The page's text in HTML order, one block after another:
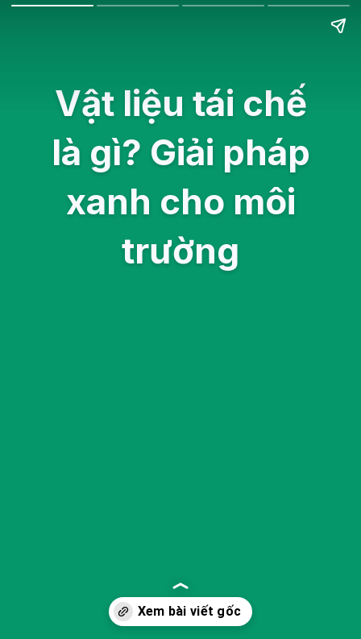
Vật liệu tái chế
là gì? Giải pháp
xanh cho môi
trường